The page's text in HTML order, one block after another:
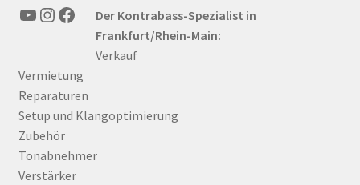
YouTube
Instagram
FacebookDer Kontrabass-Spezialist in
Frankfurt/Rhein-Main:
Verkauf
Vermietung
Reparaturen
Setup und Klangoptimierung
Zubehör
Tonabnehmer
Verstärker